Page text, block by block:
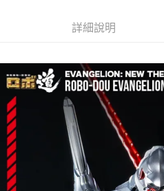
【注意事項】
1.本服務係由「台灣大哥大股份有限公
用戶於交易時，得透過本服務購買商品
買賣價金債權讓與本公司後，依約使用
2.基於同意付款使用「大哥付你分期」
資料（包含姓名、電話或地址）提供予
由本公司與您本人進行分期帳單所需資
3.完整用戶服務條款，請詳閱以下連結：
每筆NT$90，滿NT$3,000(含以上)
每筆NT$120，滿NT$3,000(含以上
預購-宅配(離島)(舊)
每筆NT$160，滿NT$3,000(含以上)
東海門市自取，需自備購物袋取貨唷
免運費
詳細說明